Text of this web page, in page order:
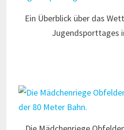
Ein Überblick über das
Jugendsporttages